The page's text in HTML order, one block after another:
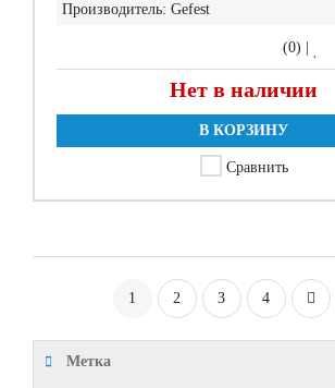
Производитель: Gefest
(0)
Нет в наличии
В КОРЗИНУ
Сравнить
1 2 3 4
Метка